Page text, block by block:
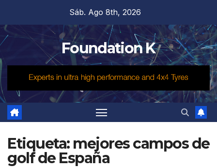
contenido
Sáb. Ago 8th, 2026
Foundation K
Etiqueta: mejores campos de
golf de España